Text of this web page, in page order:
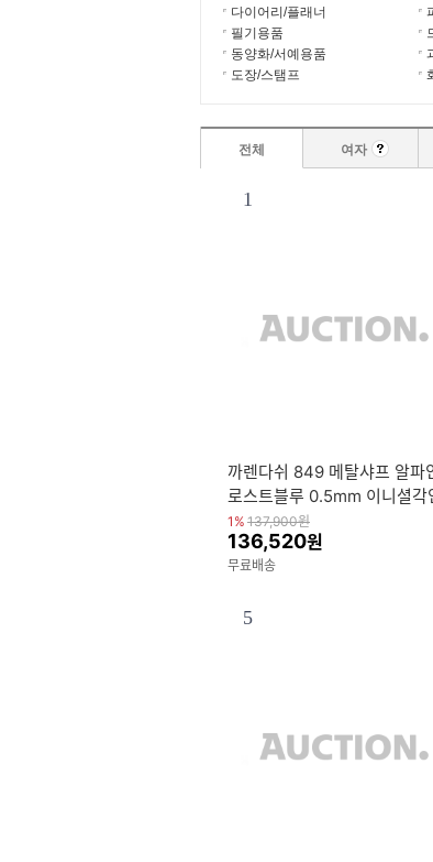
다이어리/플래너
필기용품
동양화/서예용품
도장/스탬프
전체 여자
1
까렌다쉬 849 메탈샤프 알파
로스트블루 0.5mm 이니셜각
비싼샤프
1% 137,900원
136,520원
무료배송
5